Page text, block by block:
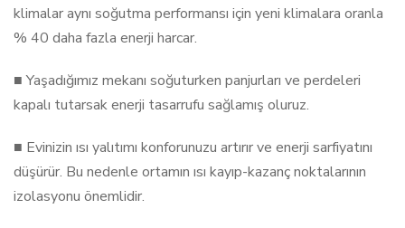
klimalar aynı soğutma performansı için yeni klimalara oranla
% 40 daha fazla enerji harcar.
■ Yaşadığımız mekanı soğuturken panjurları ve perdeleri
kapalı tutarsak enerji tasarrufu sağlamış oluruz.
■ Evinizin ısı yalıtımı konforunuzu artırır ve enerji sarfiyatını
düşürür. Bu nedenle ortamın ısı kayıp-kazanç noktalarının
izolasyonu önemlidir.